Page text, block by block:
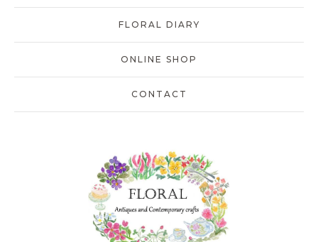
FLORAL DIARY
ONLINE SHOP
CONTACT